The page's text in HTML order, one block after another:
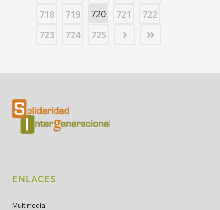
718
719 720 721
722
723
724 725
ENLACES
Multimedia